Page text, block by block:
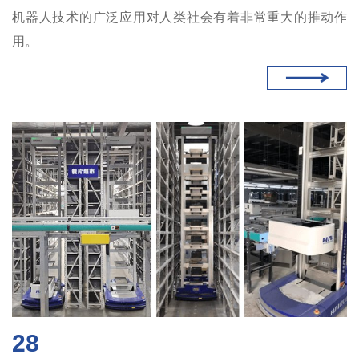
机器人技术的广泛应用对人类社会有着非常重大的推动作
用。
28